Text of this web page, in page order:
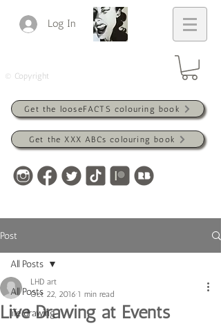
Log In
© Copyright
Get the looseFACTS colouring book
Get the XXX ABCs colouring book
Post
All Posts
life drawing
All Posts
Live Drawing at Events
LHD art
Oct 22, 2016 1 min read